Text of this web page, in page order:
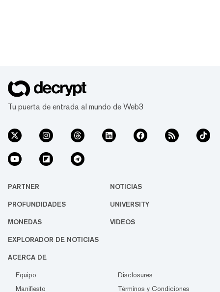
Tu puerta de entrada al mundo de Web3
PARTNER NOTICIAS
PROFUNDIDADES UNIVERSITY
MONEDAS VIDEOS
EXPLORADOR DE NOTICIAS
ACERCA DE
Equipo
Disclosures
Manifiesto
Términos y Condiciones